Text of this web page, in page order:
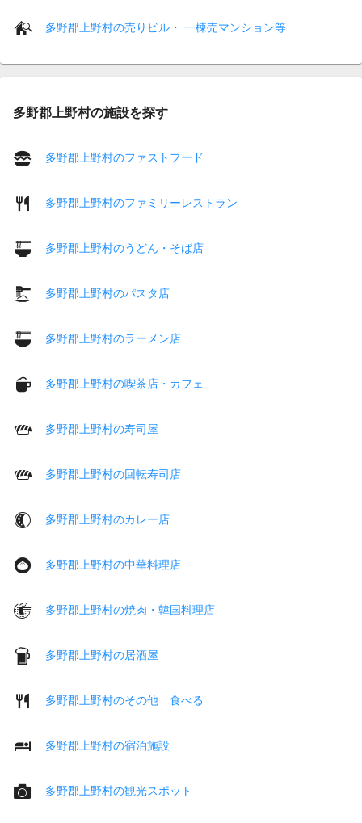
多野郡上野村の売りビル・ 一棟売マンション等
多野郡上野村の施設を探す
多野郡上野村のファストフード
多野郡上野村のファミリーレストラン
多野郡上野村のうどん・そば店
多野郡上野村のパスタ店
多野郡上野村のラーメン店
多野郡上野村の喫茶店・カフェ
多野郡上野村の寿司屋
多野郡上野村の回転寿司店
多野郡上野村のカレー店
多野郡上野村の中華料理店
多野郡上野村の焼肉・韓国料理店
多野郡上野村の居酒屋
多野郡上野村のその他 食べる
多野郡上野村の宿泊施設
多野郡上野村の観光スポット